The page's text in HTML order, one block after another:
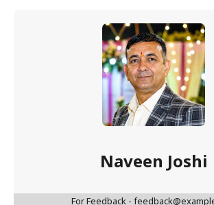
Naveen Joshi
For Feedback -